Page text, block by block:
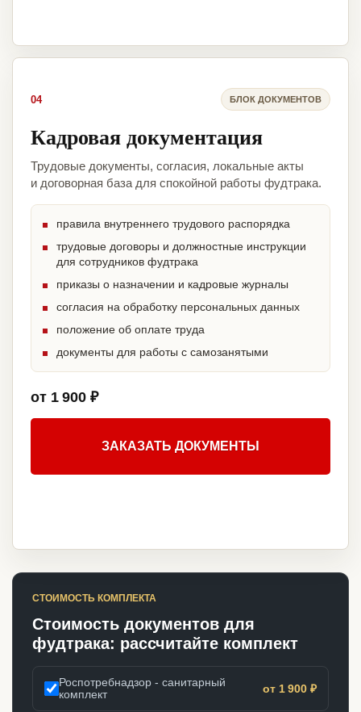
04 БЛОК ДОКУМЕНТОВ
Кадровая документация
Трудовые документы, согласия, локальные акты
и договорная база для спокойной работы фудтрака.
правила внутреннего трудового распорядка
трудовые договоры и должностные инструкции
для сотрудников фудтрака
приказы о назначении и кадровые журналы
согласия на обработку персональных данных
положение об оплате труда
документы для работы с самозанятыми
от 1 900 ₽
ЗАКАЗАТЬ ДОКУМЕНТЫ
СТОИМОСТЬ КОМПЛЕКТА
Стоимость документов для
фудтрака: рассчитайте комплект
Роспотребнадзор - санитарный
комплект
от 1 900 ₽